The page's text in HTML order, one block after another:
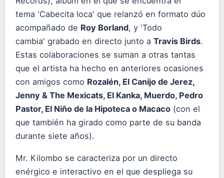
tema 'Cabecita loca' que relanzó en formato dúo
acompañado de Roy Borland, y 'Todo
cambia' grabado en directo junto a Travis Birds.
Estas colaboraciones se suman a otras tantas
que el artista ha hecho en anteriores ocasiones
con amigos como Rozalén, El Canijo de Jerez,
Jenny & The Mexicats, El Kanka, Muerdo, Pedro
Pastor, El Niño de la Hipoteca o Macaco (con el
que también ha girado como parte de su banda
durante siete años).
Mr. Kilombo se caracteriza por un directo
enérgico e interactivo en el que despliega su